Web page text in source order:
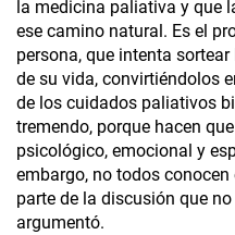
la medicina paliativa y que
ese camino natural. Es el
persona, que intenta
de su vida, convirtiéndolos
de los cuidados paliativos
tremendo, porque hacen
psicológico, emocional y
embargo, no todos
parte de la discusión que
argumentó.